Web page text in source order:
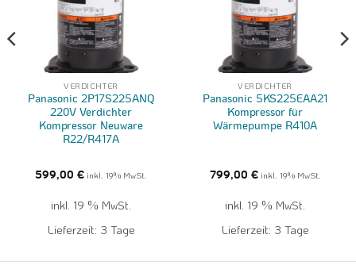
VERDICHTER
Panasonic 2P17S225ANQ
220V Verdichter
Kompressor Neuware
R22/R417A
599,00 € inkl. 19% MwSt.
inkl. 19 % MwSt.
Lieferzeit: 3 Tage
VERDICHTER
Panasonic 5KS225EAA21
Kompressor für
Wärmepumpe R410A
799,00 € inkl. 19% MwSt.
inkl. 19 % MwSt.
Lieferzeit: 3 Tage